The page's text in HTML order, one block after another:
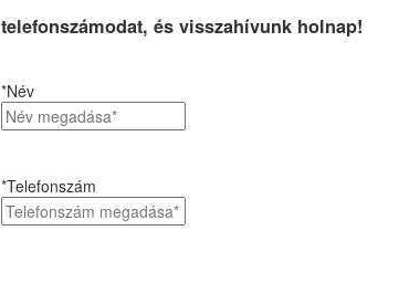
telefonszámodat, és visszahívunk holnap!
*Név
*Telefonszám